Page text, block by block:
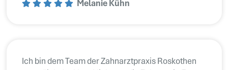
Melanie Kühn
Ich bin dem Team der Zahnarztpraxis Roskothen